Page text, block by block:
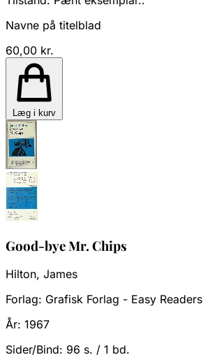
Navne på titelblad
60,00 kr.
Læg i kurv
Good-bye Mr. Chips
Hilton, James
Forlag: Grafisk Forlag - Easy Readers
År: 1967
Sider/Bind: 96 s. / 1 bd.